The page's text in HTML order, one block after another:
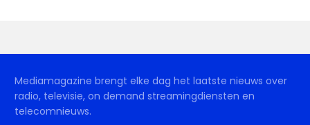
Mediamagazine brengt elke dag het laatste nieuws over
radio, televisie, on demand streamingdiensten en
telecomnieuws.